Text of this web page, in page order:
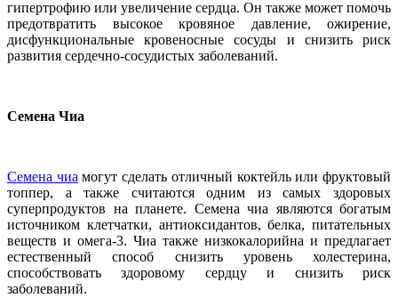
гипертрофию или увеличение сердца. Он также может помочь
предотвратить высокое кровяное давление, ожирение,
дисфункциональные кровеносные сосуды и снизить риск
развития сердечно-сосудистых заболеваний.
Семена Чиа
Семена чиамогут сделать отличный коктейль или фруктовый
топпер, а также считаются одним из самых здоровых
суперпродуктов на планете. Семена чиа являются богатым
источником клетчатки, антиоксидантов, белка, питательных
веществ и омега-3. Чиа также низкокалорийна и предлагает
естественный способ снизить уровень холестерина,
способствовать здоровому сердцу и снизить риск
заболеваний.